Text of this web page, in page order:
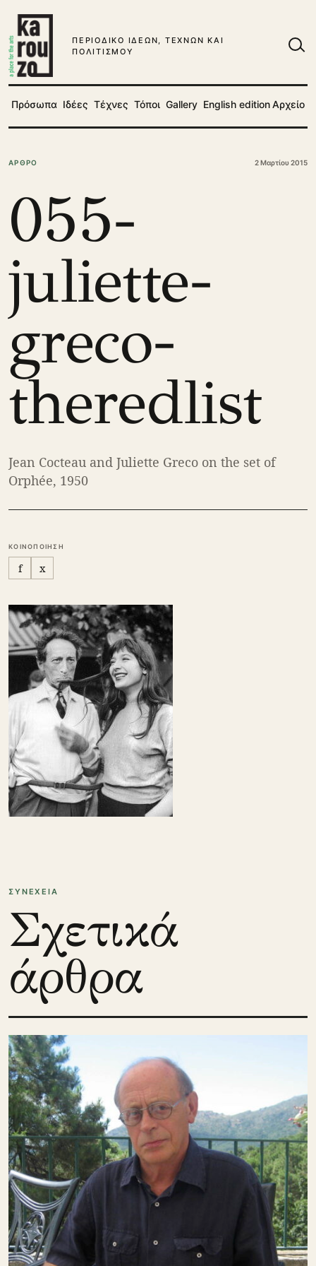
ΠΕΡΙΟΔΙΚΟ ΙΔΕΩΝ, ΤΕΧΝΩΝ ΚΑΙ
ΠΟΛΙΤΙΣΜΟΥ
Πρόσωπα Ιδέες Τέχνες Τόποι Gallery English editionΑρχείο
ΑΡΘΡΟ 2 Μαρτίου 2015
055-
juliette-
greco-
theredlist
Jean Cocteau and Juliette Greco on the set of
Orphée, 1950
ΚΟΙΝΟΠΟΙΗΣΗ
f x
ΣΥΝΕΧΕΙΑ
Σχετικά
άρθρα